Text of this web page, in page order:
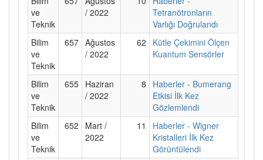
ve
Teknik
/ 2022
Tetranötronların
Varlığı Doğrulandı
Bilim
ve
Teknik
657 Ağustos
/ 2022
62
Kütle Çekimini Ölçen
Kuantum Sensörler
Bilim
ve
Teknik
655 Haziran
/ 2022
8
Haberler - Bumerang
Etkisi İlk Kez
Gözlemlendi
Bilim
ve
Teknik
652
Mart /
2022
11
Haberler - Wigner
Kristalleri İlk Kez
Görüntülendi